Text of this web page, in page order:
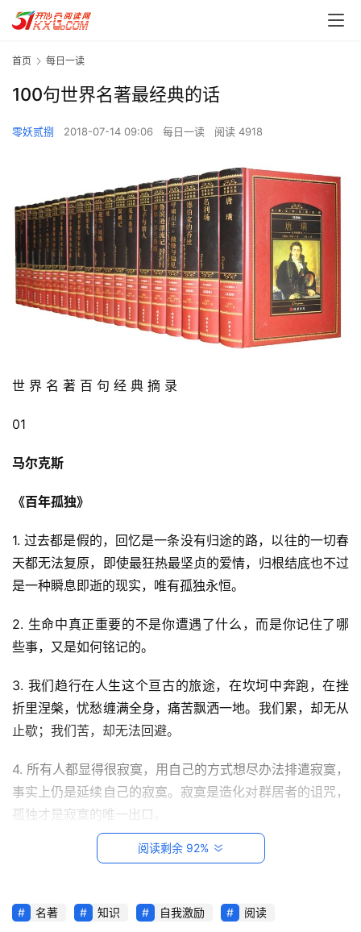
首页 每日一读
100句世界名著最经典的话
零妖贰捌 2018-07-14 09:06 每日一读 阅读 4918
世 界 名 著 百 句 经 典 摘 录
01
马尔克斯
《百年孤独》
1. 过去都是假的，回忆是一条没有归途的路，以往的一切春
天都无法复原，即使最狂热最坚贞的爱情，归根结底也不过
是一种瞬息即逝的现实，唯有孤独永恒。
2. 生命中真正重要的不是你遭遇了什么，而是你记住了哪
些事，又是如何铭记的。
3. 我们趋行在人生这个亘古的旅途，在坎坷中奔跑，在挫
折里涅槃，忧愁缠满全身，痛苦飘洒一地。我们累，却无从
止歇；我们苦，却无法回避。
4. 所有人都显得很寂寞，用自己的方式想尽办法排遣寂寞，
事实上仍是延续自己的寂寞。寂寞是造化对群居者的诅咒，
孤独才是寂寞的唯一出口。
5. 生命从来不曾离开过孤独而独立存在。无论是我们出
阅读剩余 92%
名著 知识 自我激励 阅读